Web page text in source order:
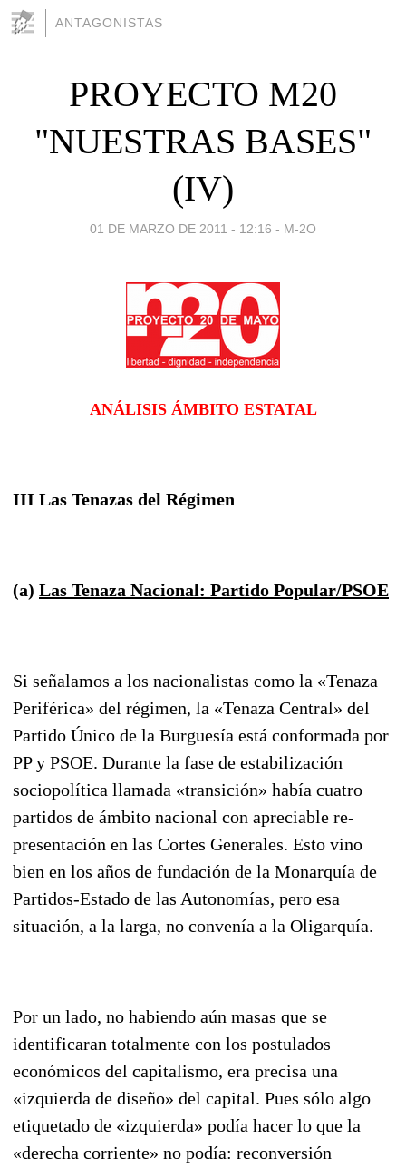
ANTAGONISTAS
PROYECTO M20
"NUESTRAS BASES"
(IV)
01 DE MARZO DE 2011 - 12:16 - M-2O
ANÁLISIS ÁMBITO ESTATAL
III Las Tenazas del Régimen
(a) Las Tenaza Nacional: Partido Popular/PSOE
Si señalamos a los nacionalistas como la «Tenaza
Periférica» del régimen, la «Tenaza Central» del
Partido Único de la Burguesía está conformada por
PP y PSOE. Durante la fase de estabiliza­ción
sociopolítica llamada «transición» había cuatro
partidos de ámbito nacional con apreciable re­
presentación en las Cortes Generales. Esto vino
bien en los años de fundación de la Monar­quía de
Partidos-Estado de las Autonomías, pero esa
situación, a la larga, no convenía a la Oligarquía.
Por un lado, no habiendo aún masas que se
identificaran totalmente con los postulados
económi­cos del capitalismo, era precisa una
«izquierda de diseño» del capital. Pues sólo algo
etiquetado de «izquierda» podía hacer lo que la
«derecha corriente» no podía: reconversión